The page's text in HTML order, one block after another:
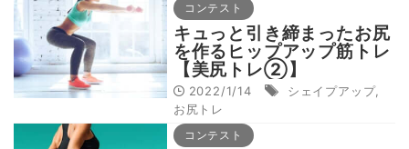
コンテスト
キュっと引き締まったお尻
を作るヒップアップ筋トレ
【美尻トレ②】
2022/1/14 シェイプアップ,
お尻トレ
コンテスト